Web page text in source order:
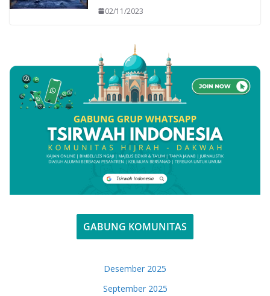
02/11/2023
GABUNG KOMUNITAS
Desember 2025
September 2025